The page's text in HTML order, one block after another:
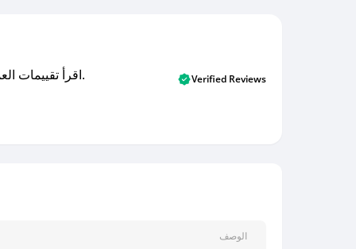
اقرأ تقييمات العملاء الأصلية والتقييمات من المشترين المتحققين. اكتشف ما يعتقده المستخدمون الحقيقيون حول خدمتنا وتعلم من تجاربهم. Verified Reviews
الوصف